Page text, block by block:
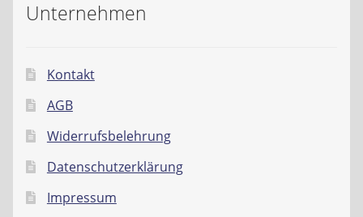
Unternehmen
Kontakt
AGB
Widerrufsbelehrung
Datenschutzerklärung
Impressum